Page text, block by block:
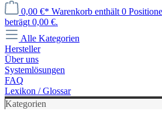
0,00 €* Warenkorb enthält 0
beträgt 0,00 €.
Alle Kategorien
Hersteller
Über uns
Systemlösungen
FAQ
Lexikon / Glossar
Kategorien